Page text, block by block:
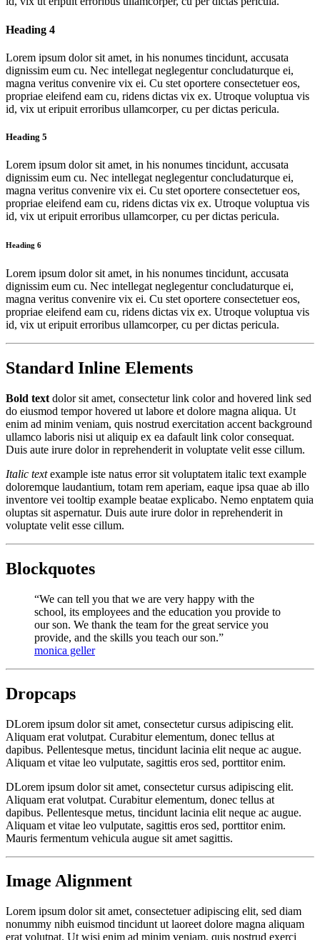
Heading 4
Lorem ipsum dolor sit amet, in his nonumes tincidunt, accusata
dignissim eum cu. Nec intellegat neglegentur concludaturque ei,
magna veritus convenire vix ei. Cu stet oportere consectetuer eos,
propriae eleifend eam cu, ridens dictas vix ex. Utroque voluptua vis
id, vix ut eripuit erroribus ullamcorper, cu per dictas pericula.
Heading 5
Lorem ipsum dolor sit amet, in his nonumes tincidunt, accusata
dignissim eum cu. Nec intellegat neglegentur concludaturque ei,
magna veritus convenire vix ei. Cu stet oportere consectetuer eos,
propriae eleifend eam cu, ridens dictas vix ex. Utroque voluptua vis
id, vix ut eripuit erroribus ullamcorper, cu per dictas pericula.
Heading 6
Lorem ipsum dolor sit amet, in his nonumes tincidunt, accusata
dignissim eum cu. Nec intellegat neglegentur concludaturque ei,
magna veritus convenire vix ei. Cu stet oportere consectetuer eos,
propriae eleifend eam cu, ridens dictas vix ex. Utroque voluptua vis
id, vix ut eripuit erroribus ullamcorper, cu per dictas pericula.
Standard Inline Elements
Bold text dolor sit amet, consecteturlink colorand hovered link sed
do eiusmod tempor hovered ut labore et dolore magna aliqua. Ut
enim ad minim veniam, quis nostrud exercitation accent background
ullamco laboris nisi ut aliquip ex ea dafault link color consequat.
Duis aute irure dolor in reprehenderit in voluptate velit esse cillum.
Italic textexample iste natus error sit voluptatem italic text example
doloremque laudantium, totam rem aperiam, eaque ipsa quae ab illo
inventore vei tooltip example beatae explicabo. Nemo enptatem quia
oluptas sit aspernatur. Duis aute irure dolor in reprehenderit in
voluptate velit esse cillum.
Blockquotes
“We can tell you that we are very happy with the
school, its employees and the education you provide to
our son. We thank the team for the great service you
provide, and the skills you teach our son.”
monica geller
Dropcaps
DLorem ipsum dolor sit amet, consectetur cursus adipiscing elit.
Aliquam erat volutpat. Curabitur elementum, donec tellus at
dapibus. Pellentesque metus, tincidunt lacinia elit neque ac augue.
Aliquam et vitae leo vulputate, sagittis eros sed, porttitor enim.
DLorem ipsum dolor sit amet, consectetur cursus adipiscing elit.
Aliquam erat volutpat. Curabitur elementum, donec tellus at
dapibus. Pellentesque metus, tincidunt lacinia elit neque ac augue.
Aliquam et vitae leo vulputate, sagittis eros sed, porttitor enim.
Mauris fermentum vehicula augue sit amet sagittis.
Image Alignment
Lorem ipsum dolor sit amet, consectetuer adipiscing elit, sed diam
nonummy nibh euismod tincidunt ut laoreet dolore magna aliquam
erat volutpat. Ut wisi enim ad minim veniam, quis nostrud exerci